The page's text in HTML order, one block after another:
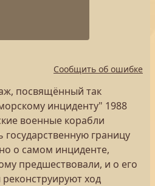
Сообщить об ошибке
посвящённый так
инциденту" 1988
военные корабли
границу
о самом инциденте,
предшествовали, и о его
ход